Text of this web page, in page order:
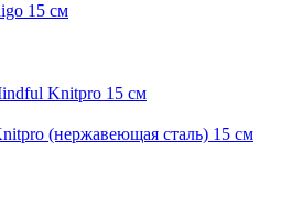
15 см
(нержавеющая сталь) 15 см